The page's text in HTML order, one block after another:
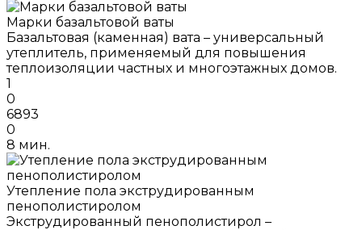
Марки базальтовой ваты
Базальтовая (каменная) вата – универсальный
утеплитель, применяемый для повышения
теплоизоляции частных и многоэтажных домов.
1
0
6893
0
8 мин.
Утепление пола экструдированным
пенополистиролом
Экструдированный пенополистирол –